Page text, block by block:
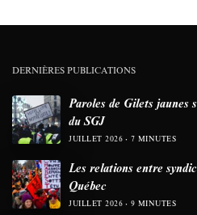
DERNIÈRES PUBLICATIONS
Paroles de Gilets jaunes
du SGJ
JUILLET 2026 7 MINUTES
Les relations entre
Québec
JUILLET 2026 9 MINUTES